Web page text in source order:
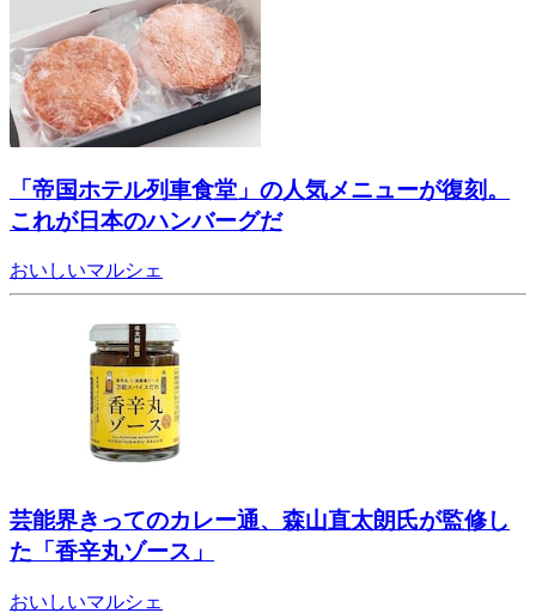
「帝国ホテル列車食堂」の人気メニューが復刻。
これが日本のハンバーグだ
おいしいマルシェ
芸能界きってのカレー通、森山直太朗氏が監修し
た「香辛丸ゾース」
おいしいマルシェ